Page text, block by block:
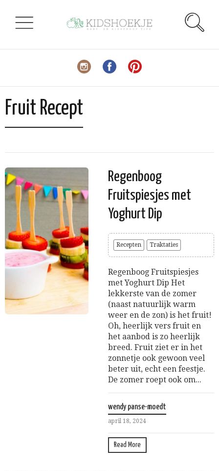
Fruit Recept
Regenboog
Fruitspiesjes met
Yoghurt Dip
Recepten Traktaties
Regenboog Fruitspiesjes
met Yoghurt Dip Het
lekkerste van de zomer
(naast natuurlijk warm
weer en de zon) is het fruit!
Oh, heerlijk vers fruit en
het aanbod is zo heerlijk
breed. Fruit ziet er in het
zonnetje ook gewoon veel
beter uit, echt een feestje.
De zomer roept ook om...
wendy panse-moedt
april 18, 2024
Read More